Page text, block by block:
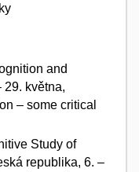
and
29. května,
– some critical
Study of
republika, 6. –